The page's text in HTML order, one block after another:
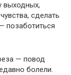
выходных,
сделать
позаботиться
— повод
болели.